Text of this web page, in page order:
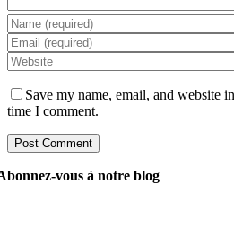
Save my name, email, and website
time I comment.
vous à notre blog